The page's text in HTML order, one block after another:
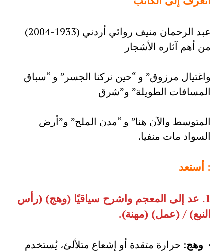
عبد الرحمان منيف روائي أردني (1933-2004)
من أهم آثاره الأشجار
واغتيال مرزوق” و “حين تركنا الجسر” و “سباق
المسافات الطويلة” و”شرق
المتوسط والآن هنا” و “مدن الملح” و”أرض
السواد مات منفيا.
: أستعد
1. عد إلى المعجم واشرح سياقيًا (وهج) (رأس
النبع) / (عمل) (مهنة).
· وهج: حرارة متقدة أو إشعاع متلألئ، يُستخدم